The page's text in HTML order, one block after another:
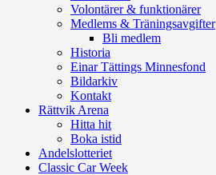
Volontärer & funktionärer
Medlems & Träningsavgifter
Bli medlem
Historia
Einar Tättings Minnesfond
Bildarkiv
Kontakt
Rättvik Arena
Hitta hit
Boka istid
Andelslotteriet
Classic Car Week